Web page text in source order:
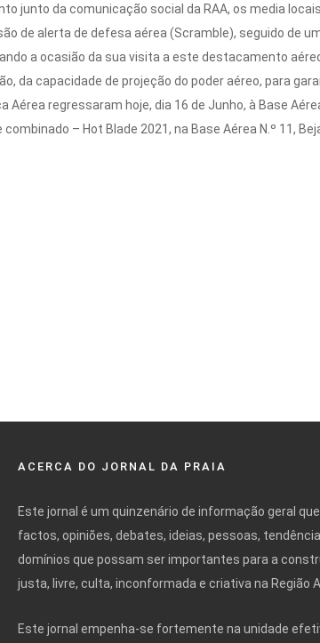
junto da comunicação social da RAA, os media
de alerta de defesa aérea (Scramble), seguido de
a ocasião da sua visita a este destacamento
da capacidade de projeção do poder aéreo, para
Aérea regressaram hoje, dia 16 de Junho, à Base
– Hot Blade 2021, na Base Aérea N.º 11,
ACERCA DO JORNAL DA PRAIA
Este jornal é um quinzenário de informação geral
factos, opiniões, debates, ideias, pessoas,
domínios que possam ser importantes para a
justa, livre, culta, inconformada e criativa na Região
Este jornal empenha-se fortemente na unidade